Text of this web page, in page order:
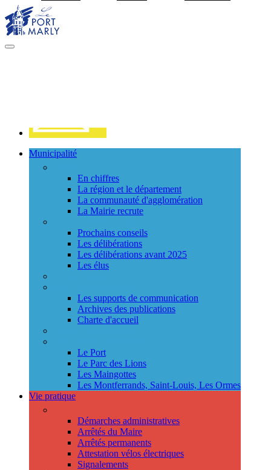
MENU
Municipalité
En chiffres
La région et le département
La communauté d'agglomération
La Mairie recrute
Prochains conseils
Les délibérations
Les délibérations avant 2025
Les élus
Les supports de communication
Archives des publications
Charte d'accueil
Le Port
Le Parc des Lions
Les Maingottes
Les Montferrands, Saint-Louis, Les Ormes
Vie pratique
Démarches administratives
Arrêtés du Maire
Arrêtés permanents
Attestation vélos électriques
Signalements